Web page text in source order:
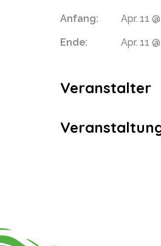
Anfang: Apr. 11 @
Ende: Apr. 11 @
Veranstalter